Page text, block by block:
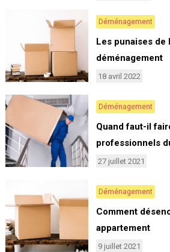
Déménagement
Les punaises de
déménagement
18 avril 2022
Déménagement
Quand faut-il
professionnels
27 juillet 2021
Déménagement
Comment
appartement
9 juillet 2021